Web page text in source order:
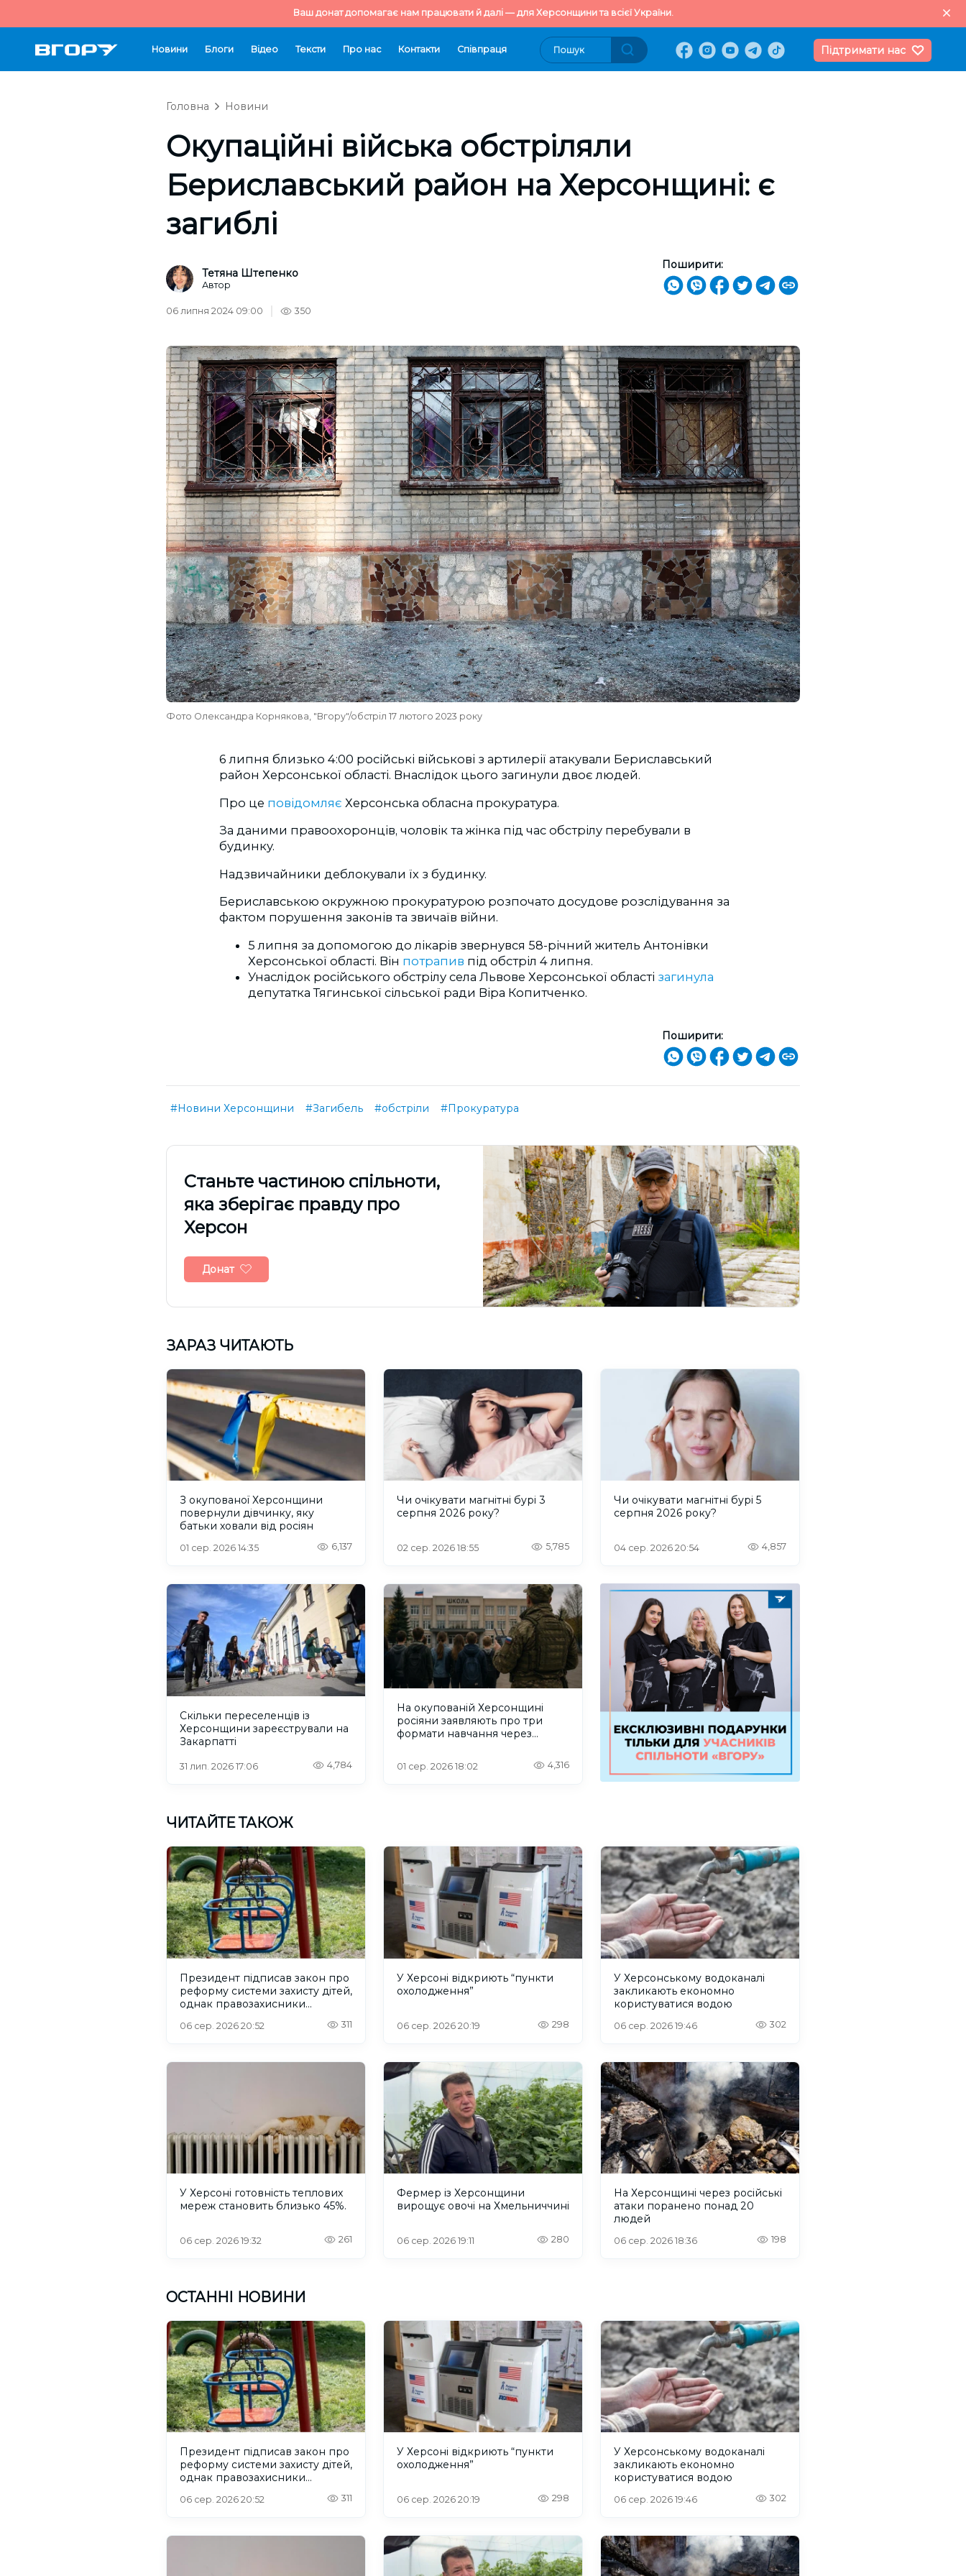
Ваш донат допомагає нам працювати й далі — для Херсонщини та всієї України.
Новини Блоги Відео Тексти Про нас Контакти Cпівпраця Підтримати нас
Головна Новини
Окупаційні війська обстріляли
Бериславський район на Херсонщині: є
загиблі
Тетяна Штепенко
Автор
Поширити:
06 липня 2024 09:00 350
Фото Олександра Корнякова, "Вгору"/обстріл 17 лютого 2023 року
6 липня близько 4:00 російські військові з артилерії атакували Бериславський
район Херсонської області. Внаслідок цього загинули двоє людей.
Про це повідомляє Херсонська обласна прокуратура.
За даними правоохоронців, чоловік та жінка під час обстрілу перебували в
будинку.
Надзвичайники деблокували їх з будинку.
Бериславською окружною прокуратурою розпочато досудове розслідування за
фактом порушення законів та звичаїв війни.
5 липня за допомогою до лікарів звернувся 58-річний житель Антонівки
Херсонської області. Він потрапив під обстріл 4 липня.
Унаслідок російського обстрілу села Львове Херсонської області загинула
депутатка Тягинської сільської ради Віра Копитченко.
Поширити:
#Новини Херсонщини #Загибель #обстріли #Прокуратура
Cтаньте частиною спільноти,
яка зберігає правду про
Херсон
Донат
ЗАРАЗ ЧИТАЮТЬ
З окупованої Херсонщини
повернули дівчинку, яку
батьки ховали від росіян
01 сер. 2026 14:35 6,137
Чи очікувати магнітні бурі 3
серпня 2026 року?
02 сер. 2026 18:55 5,785
Чи очікувати магнітні бурі 5
серпня 2026 року?
04 сер. 2026 20:54 4,857
Скільки переселенців із
Херсонщини зареєстрували на
Закарпатті
31 лип. 2026 17:06 4,784
На окупованій Херсонщині
росіяни заявляють про три
формати навчання через
01 сер. 2026 18:02 4,316
ЧИТАЙТЕ ТАКОЖ
Президент підписав закон про
реформу системи захисту дітей,
однак правозахисники
06 сер. 2026 20:52 311
У Херсоні відкриють “пункти
охолодження”
06 сер. 2026 20:19 298
У Херсонському водоканалі
закликають економно
користуватися водою
06 сер. 2026 19:46 302
У Херсоні готовність теплових
мереж становить близько 45%.
06 сер. 2026 19:32 261
Фермер із Херсонщини
вирощує овочі на Хмельниччині
06 сер. 2026 19:11 280
На Херсонщині через російські
атаки поранено понад 20
людей
06 сер. 2026 18:36 198
ОСТАННІ НОВИНИ
Президент підписав закон про
реформу системи захисту дітей,
однак правозахисники
06 сер. 2026 20:52 311
У Херсоні відкриють “пункти
охолодження”
06 сер. 2026 20:19 298
У Херсонському водоканалі
закликають економно
користуватися водою
06 сер. 2026 19:46 302